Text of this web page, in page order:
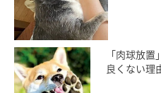
パパさんとビデオ通話している様子の
わからず、玄関を探したり首を傾げた
主さん。
@nagomi_kedama
「肉球放
良くない理